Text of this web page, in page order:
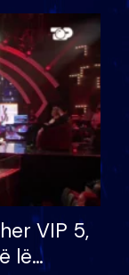
VIP 5,
lë